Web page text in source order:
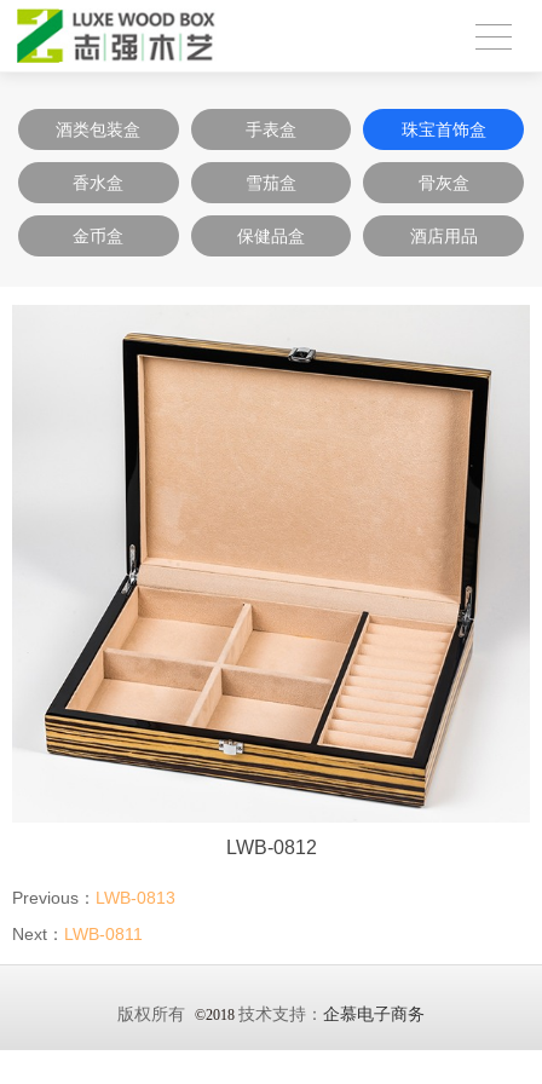
酒类包装盒 手表盒 珠宝首饰盒
香水盒 雪茄盒 骨灰盒
金币盒 保健品盒 酒店用品
LWB-0812
Previous： LWB-0813
Next： LWB-0811
版权所有 ©2018 技术支持： 企慕电子商务